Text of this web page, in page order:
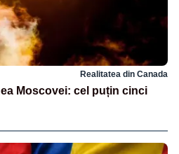
Realitatea din Canada
Moscovei: cel puțin cinci